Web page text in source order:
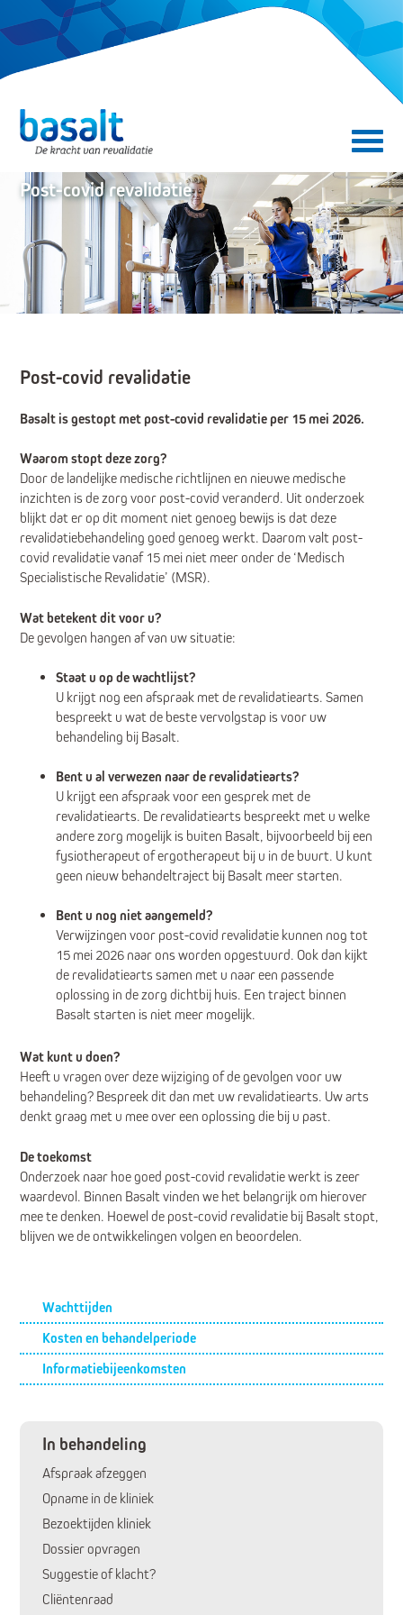
Direct naar de contentDirect naar de navigatie
Post-covid revalidatie
Post-covid revalidatie
Basalt is gestopt met post-covid revalidatie per 15 mei 2026.
Waarom stopt deze zorg?
Door de landelijke medische richtlijnen en nieuwe medische
inzichten is de zorg voor post-covid veranderd. Uit onderzoek
blijkt dat er op dit moment niet genoeg bewijs is dat deze
revalidatiebehandeling goed genoeg werkt. Daarom valt post-
covid revalidatie vanaf 15 mei niet meer onder de ‘Medisch
Specialistische Revalidatie’ (MSR).
Wat betekent dit voor u?
De gevolgen hangen af van uw situatie:
Staat u op de wachtlijst?
U krijgt nog een afspraak met de revalidatiearts. Samen
bespreekt u wat de beste vervolgstap is voor uw
behandeling bij Basalt.
Bent u al verwezen naar de revalidatiearts?
U krijgt een afspraak voor een gesprek met de
revalidatiearts. De revalidatiearts bespreekt met u welke
andere zorg mogelijk is buiten Basalt, bijvoorbeeld bij een
fysiotherapeut of ergotherapeut bij u in de buurt. U kunt
geen nieuw behandeltraject bij Basalt meer starten.
Bent u nog niet aangemeld?
Verwijzingen voor post-covid revalidatie kunnen nog tot
15 mei 2026 naar ons worden opgestuurd. Ook dan kijkt
de revalidatiearts samen met u naar een passende
oplossing in de zorg dichtbij huis. Een traject binnen
Basalt starten is niet meer mogelijk.
Wat kunt u doen?
Heeft u vragen over deze wijziging of de gevolgen voor uw
behandeling? Bespreek dit dan met uw revalidatiearts. Uw arts
denkt graag met u mee over een oplossing die bij u past.
De toekomst
Onderzoek naar hoe goed post-covid revalidatie werkt is zeer
waardevol. Binnen Basalt vinden we het belangrijk om hierover
mee te denken. Hoewel de post-covid revalidatie bij Basalt stopt,
blijven we de ontwikkelingen volgen en beoordelen.
Submenu
Wachttijden
Kosten en behandelperiode
Informatiebijeenkomsten
In behandeling
Afspraak afzeggen
Opname in de kliniek
Bezoektijden kliniek
Dossier opvragen
Suggestie of klacht?
Cliëntenraad